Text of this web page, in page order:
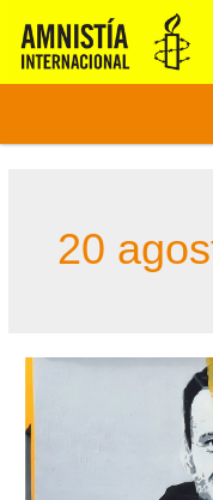
20